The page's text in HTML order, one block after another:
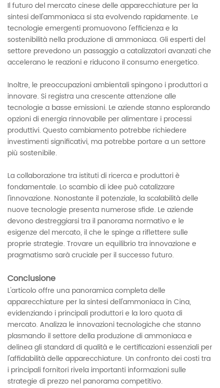
Il futuro del mercato cinese delle apparecchiature per la
sintesi dell'ammoniaca si sta evolvendo rapidamente. Le
tecnologie emergenti promuovono l'efficienza e la
sostenibilità nella produzione di ammoniaca. Gli esperti del
settore prevedono un passaggio a catalizzatori avanzati che
accelerano le reazioni e riducono il consumo energetico.
Inoltre, le preoccupazioni ambientali spingono i produttori a
innovare. Si registra una crescente attenzione alle
tecnologie a basse emissioni. Le aziende stanno esplorando
opzioni di energia rinnovabile per alimentare i processi
produttivi. Questo cambiamento potrebbe richiedere
investimenti significativi, ma potrebbe portare a un settore
più sostenibile.
La collaborazione tra istituti di ricerca e produttori è
fondamentale. Lo scambio di idee può catalizzare
l'innovazione. Nonostante il potenziale, la scalabilità delle
nuove tecnologie presenta numerose sfide. Le aziende
devono destreggiarsi tra il panorama normativo e le
esigenze del mercato, il che le spinge a riflettere sulle
proprie strategie. Trovare un equilibrio tra innovazione e
pragmatismo sarà cruciale per il successo futuro.
Conclusione
L'articolo offre una panoramica completa delle
apparecchiature per la sintesi dell'ammoniaca in Cina,
evidenziando i principali produttori e la loro quota di
mercato. Analizza le innovazioni tecnologiche che stanno
plasmando il settore della produzione di ammoniaca e
delinea gli standard di qualità e le certificazioni essenziali per
l'affidabilità delle apparecchiature. Un confronto dei costi tra
i principali fornitori rivela importanti informazioni sulle
strategie di prezzo nel panorama competitivo.